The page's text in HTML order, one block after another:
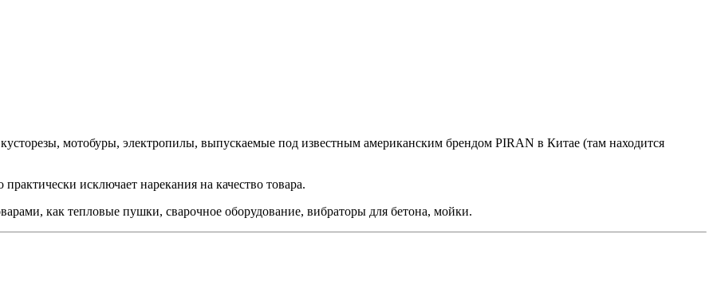
мотобуры, электропилы, выпускаемые под известным американским брендом PIRAN в Китае (там находится
исключает нарекания на качество товара.
как тепловые пушки, сварочное оборудование, вибраторы для бетона, мойки.